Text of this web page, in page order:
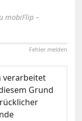
mobiFlip –
Fehler melden
verarbeitet
Grund